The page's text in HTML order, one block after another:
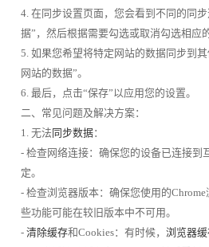
4. 在同步设置页面，您会看到不同的同
据”，然后根据需要勾选或取消勾选相应
5. 如果您希望将特定网站的数据同步到
网站的数据”。
6. 最后，点击“保存”以应用您的设置。
二、常见问题及解决方案：
1. 无法同步数据：
- 检查网络连接：确保您的设备已连接到
定。
- 检查浏览器版本：确保您使用的
些功能可能在较旧版本中不可用。
- 清除缓存和Cookies：有时候， 浏览器